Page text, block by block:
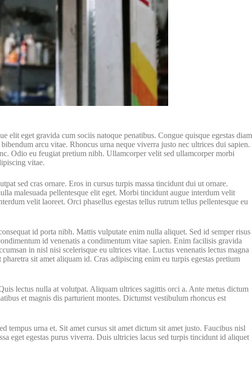
elit eget gravida cum sociis natoque penatibus. Congue quisque egestas diam
arcu vitae. Rhoncus urna neque viverra justo nec ultrices dui sapien.
Odio eu feugiat pretium nibh. Ullamcorper velit sed ullamcorper morbi
vitae.
sed cras ornare. Eros in cursus turpis massa tincidunt dui ut ornare.
malesuada pellentesque elit eget. Morbi tincidunt augue interdum velit
velit laoreet. Orci phasellus egestas tellus rutrum tellus pellentesque eu
id porta nibh. Mattis vulputate enim nulla aliquet. Sed id semper risus
id venenatis a condimentum vitae sapien. Enim facilisis gravida
in nisl nisi scelerisque eu ultrices vitae. Luctus venenatis lectus magna
sit amet aliquam id. Cras adipiscing enim eu turpis egestas pretium
lectus nulla at volutpat. Aliquam ultrices sagittis orci a. Ante metus dictum
et magnis dis parturient montes. Dictumst vestibulum rhoncus est
tempus urna et. Sit amet cursus sit amet dictum sit amet justo. Faucibus nisl
eget egestas purus viverra. Duis ultricies lacus sed turpis tincidunt id aliquet